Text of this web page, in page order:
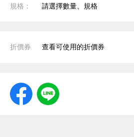
規格： 請選擇數量、規格
折價券 查看可使用的折價券